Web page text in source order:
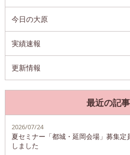
今日の大原
実績速報
更新情報
最近の記事
2026/07/24
夏セミナー「都城・延岡会場」募集定
しました